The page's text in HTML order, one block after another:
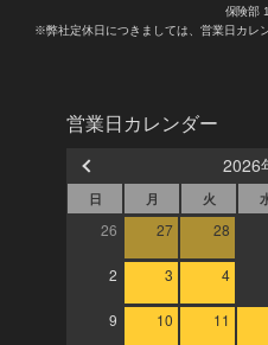
保険部
※弊社定休日につきましては、営業日カレ
営業日カレンダー
2026
日 月 火
26 27 28
2 3 4
9 10 11